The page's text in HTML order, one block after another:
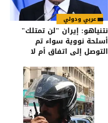
عربي ودولي
نتنياهو: إيران "لن تمتلك"
أسلحة نووية سواء تم
التوصل إلى اتفاق أم لا